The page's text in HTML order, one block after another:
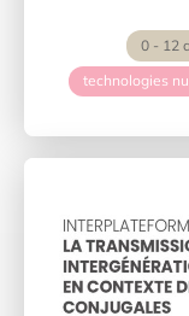
0 - 12
technologies